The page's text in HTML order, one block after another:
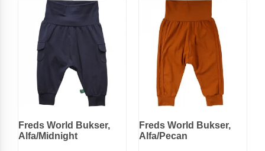
Freds World Bukser,
Alfa/Midnight
Freds World Bukser,
Alfa/Pecan